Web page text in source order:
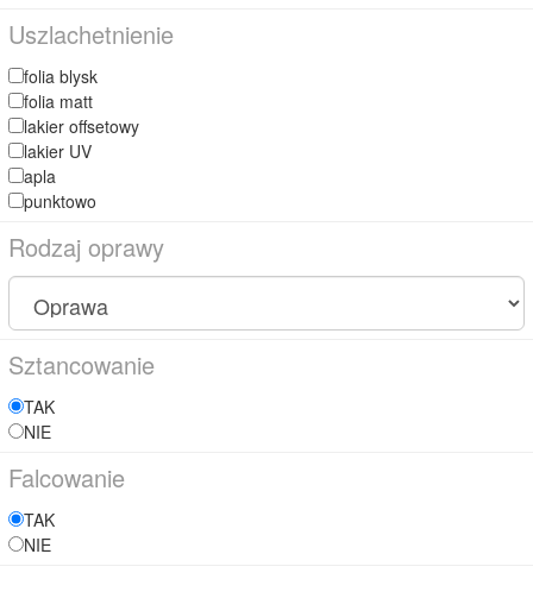
Uszlachetnienie
folia blysk
folia matt
lakier offsetowy
lakier UV
apla
punktowo
Rodzaj oprawy
Sztancowanie
TAK
NIE
Falcowanie
TAK
NIE